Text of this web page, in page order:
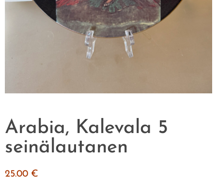
Arabia, Kalevala 5
seinälautanen
25.00 €